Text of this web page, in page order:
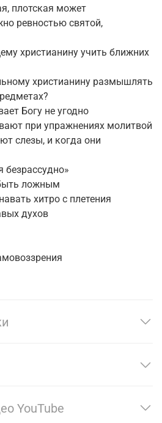
плотская может
ревностью святой,
христианину учить ближних
христианину размышлять
Богу не угодно
при упражнениях молитвой
слезы, и когда они
безрассудно»
ложным
хитро с плетения
духов
YouTube